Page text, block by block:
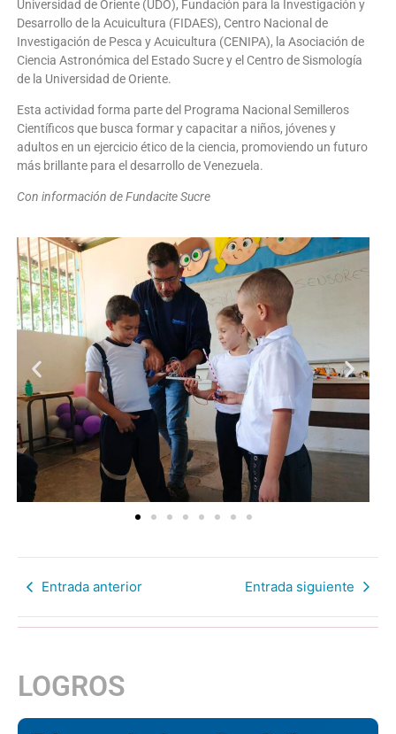
Universidad de Oriente (UDO), Fundación para la Investigación y
Desarrollo de la Acuicultura (FIDAES), Centro Nacional de
Investigación de Pesca y Acuicultura (CENIPA), la Asociación de
Ciencia Astronómica del Estado Sucre y el Centro de Sismología
de la Universidad de Oriente.
Esta actividad forma parte del Programa Nacional Semilleros
Científicos que busca formar y capacitar a niños, jóvenes y
adultos en un ejercicio ético de la ciencia, promoviendo un futuro
más brillante para el desarrollo de Venezuela.
Con información de Fundacite Sucre
Entrada anterior Entrada siguiente
LOGROS